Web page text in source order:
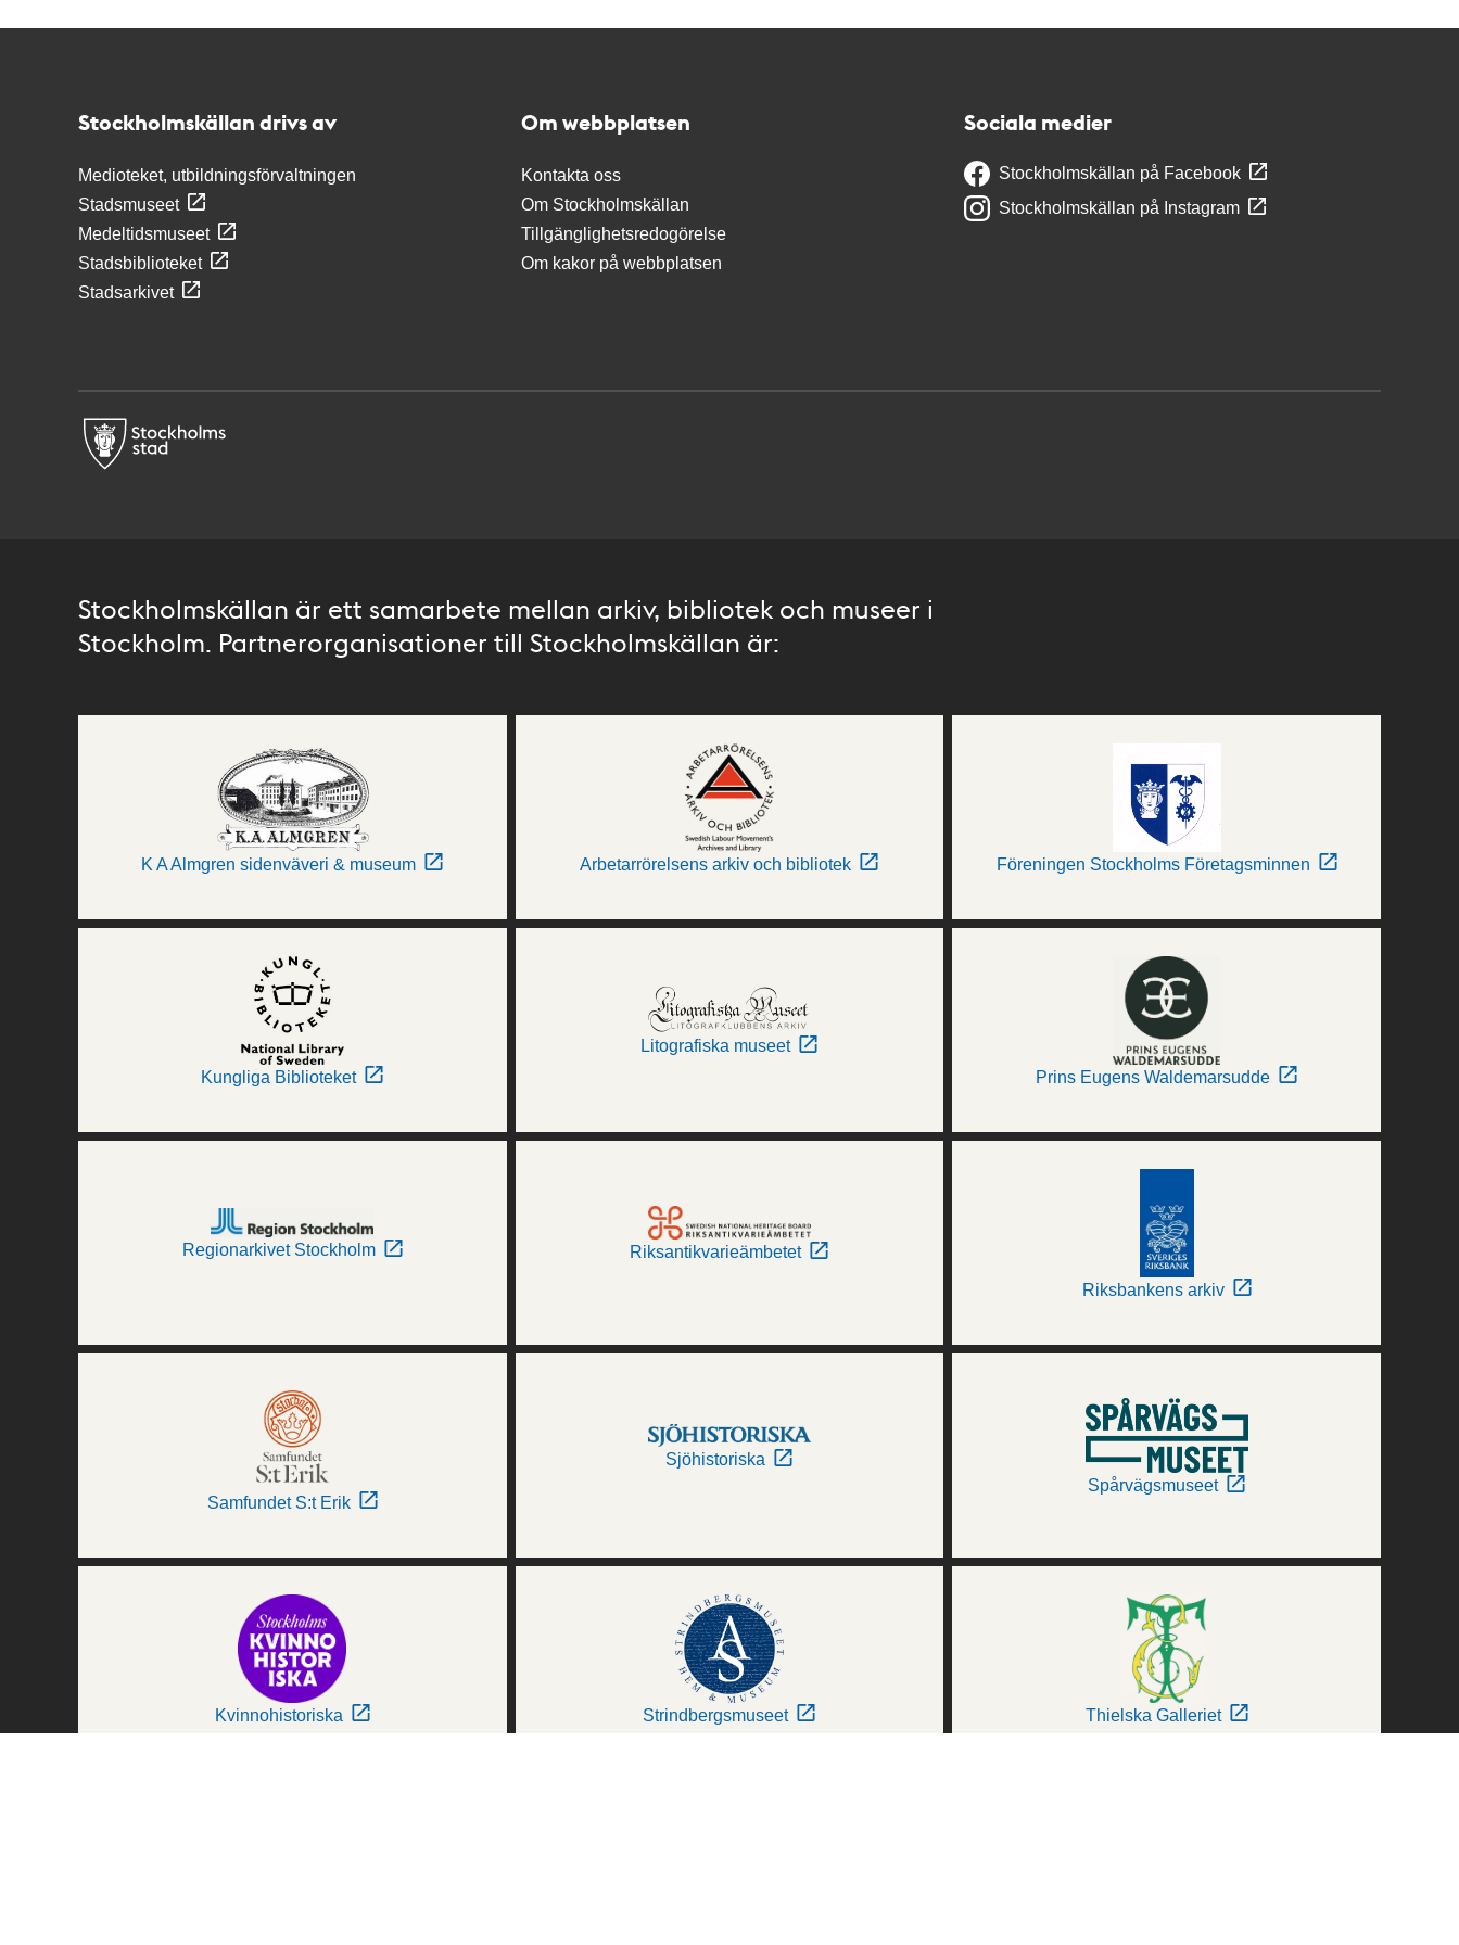
Stockholmskällan drivs av
Medioteket, utbildningsförvaltningen
Stadsmuseet
Medeltidsmuseet
Stadsbiblioteket
Stadsarkivet
Om webbplatsen
Kontakta oss
Om Stockholmskällan
Tillgänglighetsredogörelse
Om kakor på webbplatsen
Sociala medier
Stockholmskällan på Facebook
Stockholmskällan på Instagram
Stockholmskällan är ett samarbete mellan arkiv, bibliotek och museer i
Stockholm. Partnerorganisationer till Stockholmskällan är:
K A Almgren sidenväveri & museum Arbetarrörelsens arkiv och bibliotek Föreningen Stockholms Företagsminnen
Kungliga Biblioteket
Litografiska museet
Prins Eugens Waldemarsudde
Regionarkivet Stockholm Riksantikvarieämbetet
Riksbankens arkiv
Samfundet S:t Erik
Sjöhistoriska
Spårvägsmuseet
Kvinnohistoriska Strindbergsmuseet Thielska Galleriet